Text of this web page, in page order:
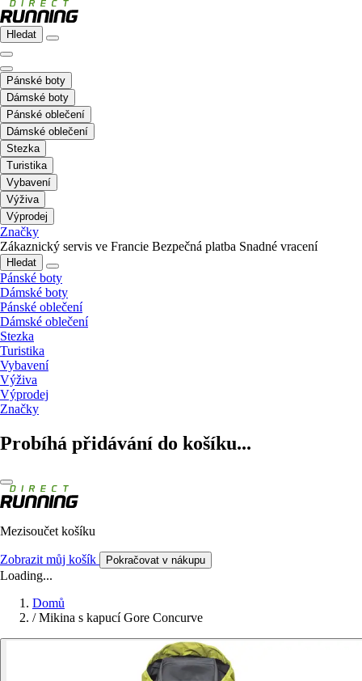
Hledat
Pánské boty
Dámské boty
Pánské oblečení
Dámské oblečení
Stezka
Turistika
Vybavení
Výživa
Výprodej
Značky
Zákaznický servis ve Francie Bezpečná platba Snadné vracení
Hledat
Pánské boty
Dámské boty
Pánské oblečení
Dámské oblečení
Stezka
Turistika
Vybavení
Výživa
Výprodej
Značky
Probíhá přidávání do košíku...
Mezisoučet košíku
Zobrazit můj košík Pokračovat v nákupu
Loading...
Domů
/ Mikina s kapucí Gore Concurve